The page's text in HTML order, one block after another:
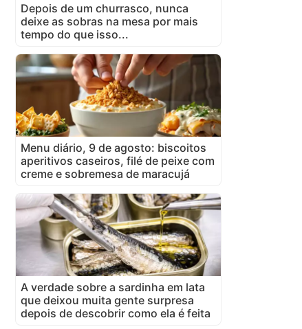
Depois de um churrasco, nunca
deixe as sobras na mesa por mais
tempo do que isso...
Menu diário, 9 de agosto: biscoitos
aperitivos caseiros, filé de peixe com
creme e sobremesa de maracujá
A verdade sobre a sardinha em lata
que deixou muita gente surpresa
depois de descobrir como ela é feita